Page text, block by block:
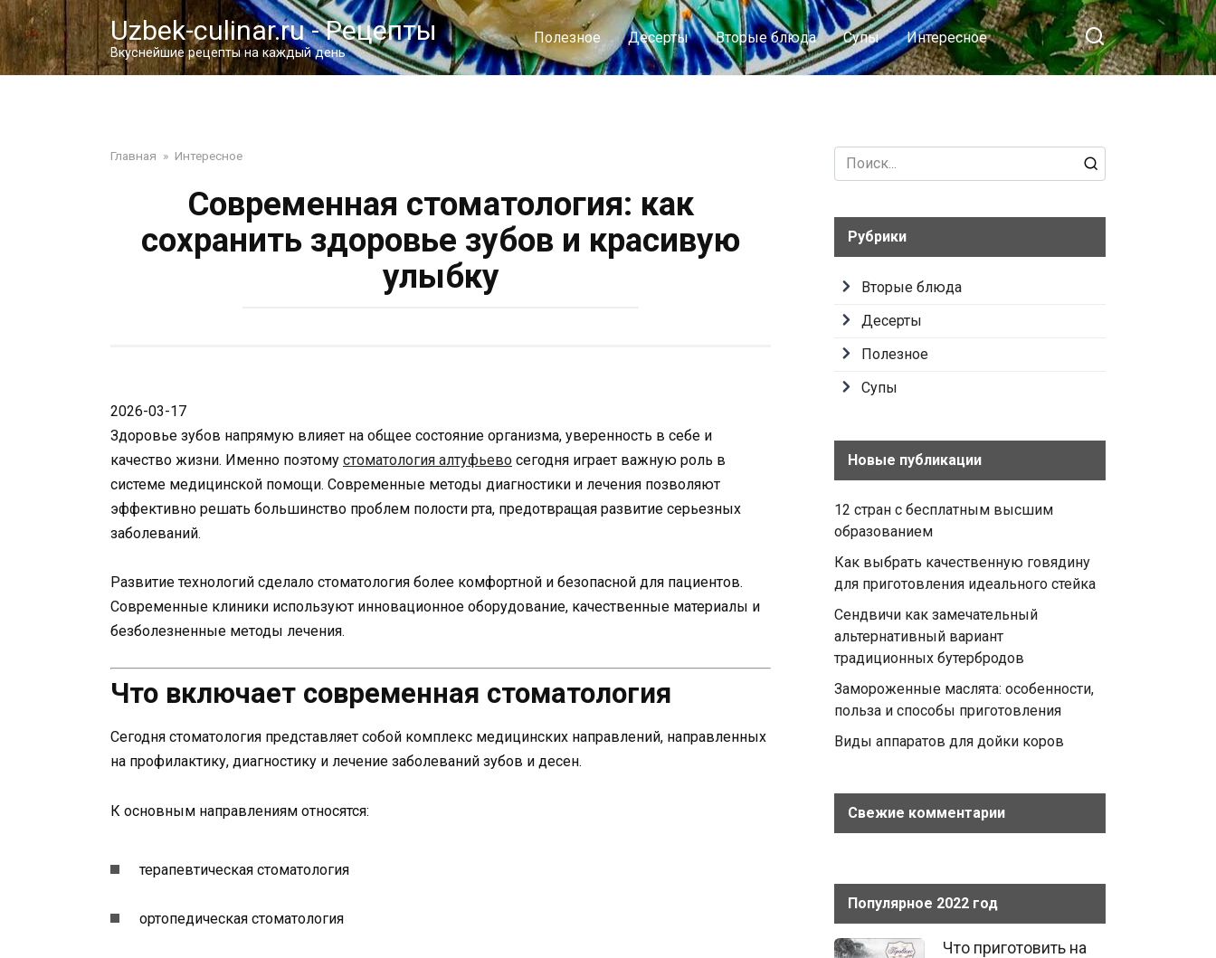
Перейти
к
контенту
Uzbek-culinar.ru - Рецепты
Вкуснейшие рецепты на каждый день
Полезное Десерты Вторые блюда Супы Интересное
Главная » Интересное
Современная стоматология: как
сохранить здоровье зубов и красивую
улыбку
2026-03-17
Здоровье зубов напрямую влияет на общее состояние организма, уверенность в себе и
качество жизни. Именно поэтому стоматология алтуфьево сегодня играет важную роль в
системе медицинской помощи. Современные методы диагностики и лечения позволяют
эффективно решать большинство проблем полости рта, предотвращая развитие серьезных
заболеваний.
Развитие технологий сделало стоматология более комфортной и безопасной для пациентов.
Современные клиники используют инновационное оборудование, качественные материалы и
безболезненные методы лечения.
Что включает современная стоматология
Сегодня стоматология представляет собой комплекс медицинских направлений, направленных
на профилактику, диагностику и лечение заболеваний зубов и десен.
К основным направлениям относятся:
терапевтическая стоматология
ортопедическая стоматология
Search
for:
Рубрики
Вторые блюда
Десерты
Полезное
Супы
Новые публикации
12 стран с бесплатным высшим
образованием
Как выбрать качественную говядину
для приготовления идеального стейка
Сендвичи как замечательный
альтернативный вариант
традиционных бутербродов
Замороженные маслята: особенности,
польза и способы приготовления
Виды аппаратов для дойки коров
Свежие комментарии
Популярное 2022 год
Что приготовить на